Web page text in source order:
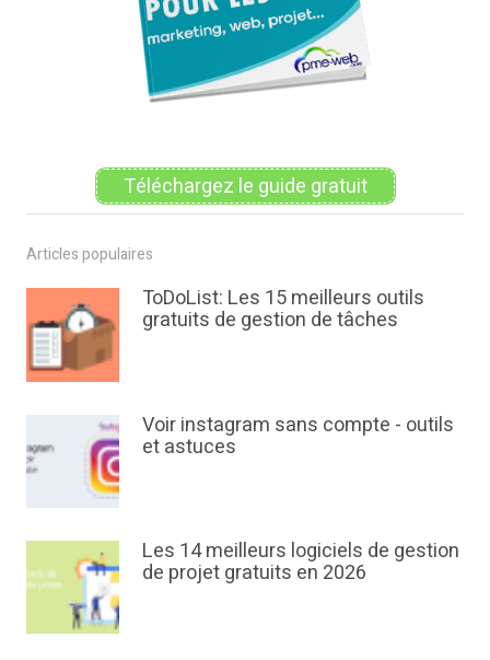
Téléchargez le guide gratuit
Articles populaires
ToDoList: Les 15 meilleurs outils
gratuits de gestion de tâches
Voir instagram sans compte - outils
et astuces
Les 14 meilleurs logiciels de gestion
de projet gratuits en 2026